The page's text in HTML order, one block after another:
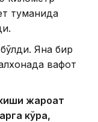
туманида
Яна бир
вафот
жароҳат
кўра,